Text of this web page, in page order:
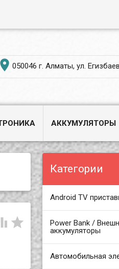
 050046 г. Алматы, ул.
АККУМУЛЯТОРЫ
Категории
Android TV
Power Bank /
аккумуляторы
Автомобильная
